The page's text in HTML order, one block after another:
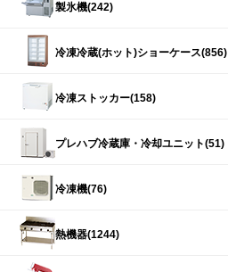
製氷機(242)
冷凍冷蔵(ホット)ショーケース(856)
冷凍ストッカー(158)
プレハブ冷蔵庫・冷却ユニット(51)
冷凍機(76)
熱機器(1244)